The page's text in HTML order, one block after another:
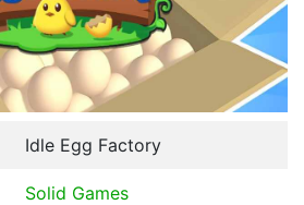
Idle Egg Factory
Solid Games